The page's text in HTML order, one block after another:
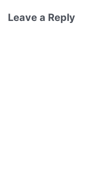
Leave a Reply